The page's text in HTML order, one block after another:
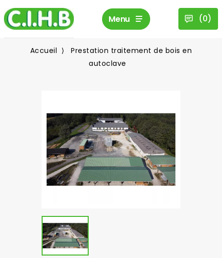
Menu (0)
Accueil
Prestation traitement de bois en
autoclave